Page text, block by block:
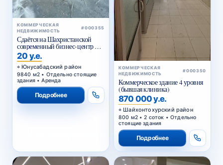
КОММЕРЧЕСКАЯ
НЕДВИЖИМОСТЬ
#000355
Сдаётся на Шахристанской
современный бизнес-центр в
аренду
20 у.е.
Юнусабадский район
9840 м2 • Отдельно стоящие
здания • Аренда
Подробнее
КОММЕРЧЕСКАЯ
НЕДВИЖИМОСТЬ
#000350
Коммерческое здание 4 уровня
(бывшая клиника)
870 000 у.е.
Шайхонтохурский район
800 м2 • 2 соток • Отдельно
стоящие здания
Подробнее